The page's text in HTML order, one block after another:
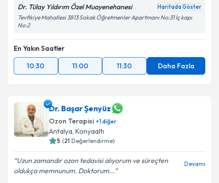
Dr. Tülay Yıldırım Özel Muayenehanesi Haritada Göster
Tevfikiye Mahallesi 3813 Sokak Öğretmenler Apartmanı No:31 İç kapı
No:2
En Yakın Saatler
10:30
11:00 11:30 Daha Fazla
Dr. Başar Şenyüz
Ozon Terapisi +1diğer
Antalya, Konyaaltı
5 (21 Değerlendirme)
Uzun zamandır ozon tedavisi alıyorum ve süreçten
oldukça memnunum. Doktorum...
Devamı